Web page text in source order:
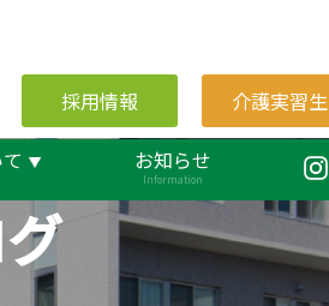
採用情報 介護実習生
お知らせ
Information